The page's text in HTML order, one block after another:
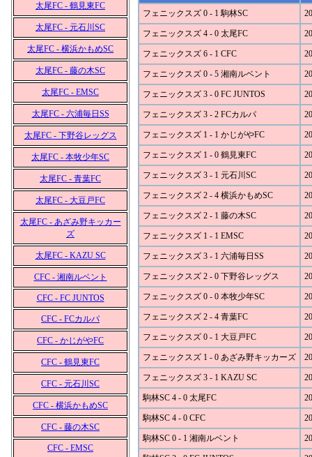
太尾FC - 鶴見東FC
太尾FC - 元石川SC
太尾FC - 横浜かもめSC
太尾FC - 藤の木SC
太尾FC - EMSC
太尾FC - 六浦毎日SS
太尾FC - 下野谷レッグス
太尾FC - 本牧少年SC
太尾FC - 青葉FC
太尾FC - 大豆戸FC
太尾FC - あざみ野キッカー
ズ
太尾FC - KAZU SC
CFC - 湘南ルベント
CFC - FC JUNTOS
CFC - FCカルパ
CFC - かじがやFC
CFC - 鶴見東FC
CFC - 元石川SC
CFC - 横浜かもめSC
CFC - 藤の木SC
CFC - EMSC
フェニックスズ 0 - 1 駒林SC
フェニックスズ 4 - 0 太尾FC
フェニックスズ 6 - 1 CFC
フェニックスズ 0 - 5 湘南ルベント
フェニックスズ 3 - 0 FC JUNTOS
フェニックスズ 3 - 2 FCカルパ
フェニックスズ 1 - 1 かじがやFC
フェニックスズ 1 - 0 鶴見東FC
フェニックスズ 3 - 1 元石川SC
フェニックスズ 2 - 4 横浜かもめSC
フェニックスズ 2 - 1 藤の木SC
フェニックスズ 1 - 1 EMSC
フェニックスズ 3 - 1 六浦毎日SS
フェニックスズ 2 - 0 下野谷レッグス
フェニックスズ 0 - 0 本牧少年SC
フェニックスズ 2 - 4 青葉FC
フェニックスズ 0 - 1 大豆戸FC
フェニックスズ 1 - 0 あざみ野キッカーズ
フェニックスズ 3 - 1 KAZU SC
駒林SC 4 - 0 太尾FC
駒林SC 4 - 0 CFC
駒林SC 0 - 1 湘南ルベント